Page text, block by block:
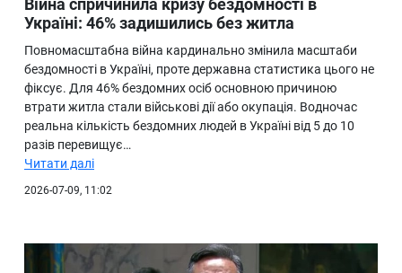
Війна спричинила кризу бездомності в
Україні: 46% задишились без житла
Повномасштабна війна кардинально змінила масштаби
бездомності в Україні, проте державна статистика цього не
фіксує. Для 46% бездомних осіб основною причиною
втрати житла стали військові дії або окупація. Водночас
реальна кількість бездомних людей в Україні від 5 до 10
разів перевищує…
Читати далі
2026-07-09, 11:02